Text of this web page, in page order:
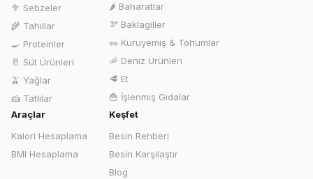
🥦 Sebzeler
🌾 Tahıllar
🍳 Proteinler
🥛 Süt Ürünleri
🫒 Yağlar
🍰 Tatlılar
🌶️ Baharatlar
🫘 Baklagiller
🥜 Kuruyemiş & Tohumlar
🦐 Deniz Ürünleri
🥩 Et
🍟 İşlenmiş Gıdalar
Araçlar
Kalori Hesaplama
BMI Hesaplama
Keşfet
Besin Rehberi
Besin Karşılaştır
Blog